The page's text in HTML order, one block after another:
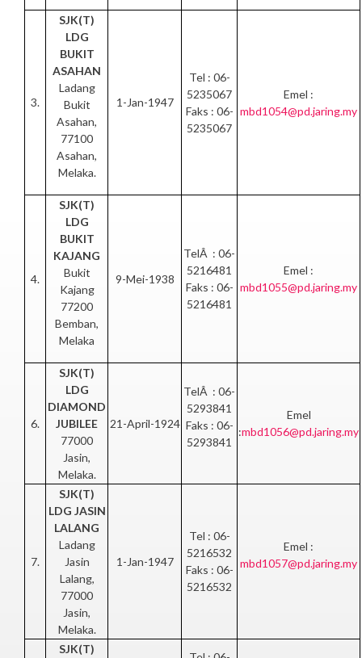
3.
SJK(T)
LDG
BUKIT
ASAHAN
Ladang
Bukit
Asahan,
77100
Asahan,
Melaka.
1-Jan-1947
Tel : 06-
5235067
Faks : 06-
5235067
Emel :
mbd1054@pd.jaring.my
4.
SJK(T)
LDG
BUKIT
KAJANG
Bukit
Kajang
77200
Bemban,
Melaka
9-Mei-1938
TelÂ : 06-
5216481
Faks : 06-
5216481
Emel :
mbd1055@pd.jaring.my
6.
SJK(T)
LDG
DIAMOND
JUBILEE
77000
Jasin,
Melaka.
21-April-1924
TelÂ : 06-
5293841
Faks : 06-
5293841
Emel
:mbd1056@pd.jaring.my
7.
SJK(T)
LDG JASIN
LALANG
Ladang
Jasin
Lalang,
77000
Jasin,
Melaka.
1-Jan-1947
Tel : 06-
5216532
Faks : 06-
5216532
Emel :
mbd1057@pd.jaring.my
SJK(T)